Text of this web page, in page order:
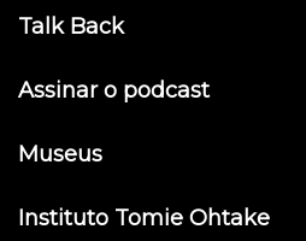
Talk Back
Assinar o podcast
Museus
Instituto Tomie Ohtake